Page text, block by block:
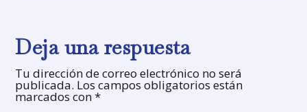
Deja una respuesta
Tu dirección de correo electrónico no será
publicada. Los campos obligatorios están
marcados con*